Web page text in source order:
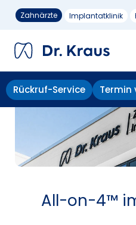
Zahnärzte Implantatklinik
Rückruf-Service Termin
All-on-4™